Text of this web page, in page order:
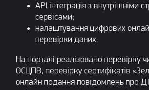
API інтеграція з внутрішніми
сервісами;
налаштування цифрових
перевірки даних.
На порталі реалізовано перевірку
ОСЦПВ, перевірку сертифікатів
онлайн подання повідомлень про